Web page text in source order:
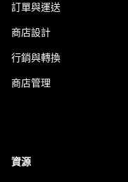
訂單與運送
商店設計
行銷與轉換
商店管理
資源